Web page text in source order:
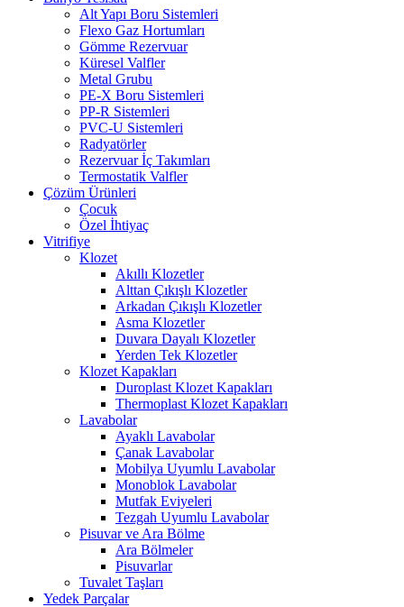
Alt Yapı Boru Sistemleri
Flexo Gaz Hortumları
Gömme Rezervuar
Küresel Valfler
Metal Grubu
PE-X Boru Sistemleri
PP-R Sistemleri
PVC-U Sistemleri
Radyatörler
Rezervuar İç Takımları
Termostatik Valfler
Çözüm Ürünleri
Çocuk
Özel İhtiyaç
Vitrifiye
Klozet
Akıllı Klozetler
Alttan Çıkışlı Klozetler
Arkadan Çıkışlı Klozetler
Asma Klozetler
Duvara Dayalı Klozetler
Yerden Tek Klozetler
Klozet Kapakları
Duroplast Klozet Kapakları
Thermoplast Klozet Kapakları
Lavabolar
Ayaklı Lavabolar
Çanak Lavabolar
Mobilya Uyumlu Lavabolar
Monoblok Lavabolar
Mutfak Eviyeleri
Tezgah Uyumlu Lavabolar
Pisuvar ve Ara Bölme
Ara Bölmeler
Pisuvarlar
Tuvalet Taşları
Yedek Parçalar